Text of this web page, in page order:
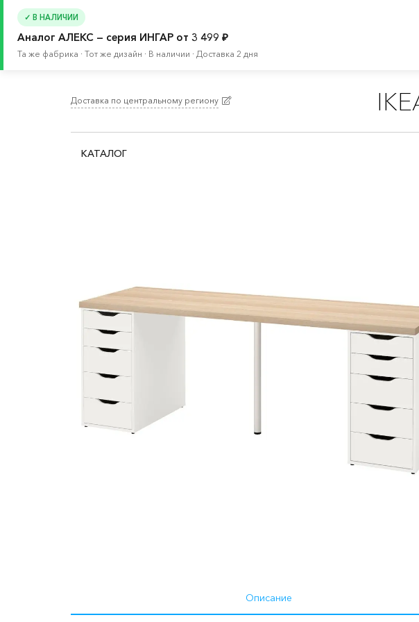
✓ В НАЛИЧИИ
Аналог АЛЕКС — серия ИНГАР от 3 499 ₽
Та же фабрика · Тот же дизайн · В наличии · Доставка 2 дня
Доставка по центральному региону
КАТАЛОГ
Описание